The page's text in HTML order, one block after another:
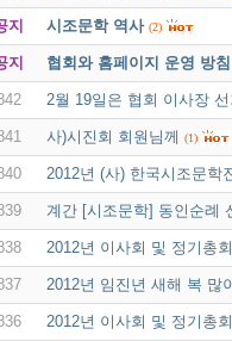
지 시조문학 역사 (2)
지 협회와 홈페이지 운영 방침
2월 19일은 협회 이사장 선
사)시진회 회원님께 (1)
2012년 (사) 한국시조문학
계간 [시조문학] 동인순례
2012년 이사회 및 정기총
2012년 임진년 새해 복 많
2012년 이사회 및 정기총